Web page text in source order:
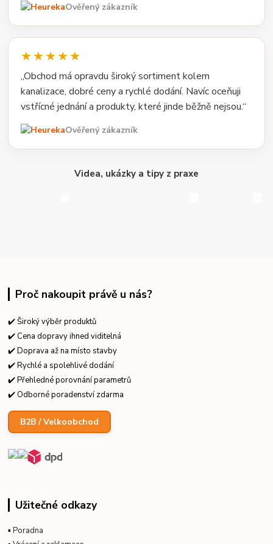
Ověřený zákazník
★★★★★
„Obchod má opravdu široký sortiment kolem
kanalizace, dobré ceny a rychlé dodání. Navíc oceňuji
vstřícné jednání a produkty, které jinde běžně nejsou.“
Ověřený zákazník
Videa, ukázky a tipy z praxe
Proč nakoupit právě u nás?
✔️ Široký výběr produktů
✔️ Cena dopravy ihned viditelná
✔️ Doprava až na místo stavby
✔️ Rychlé a spolehlivé dodání
✔️ Přehledné porovnání parametrů
✔️ Odborné poradenství zdarma
B2B / Velkoobchod
Užitečné odkazy
▪Poradna